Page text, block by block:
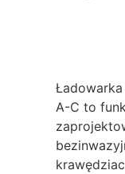
Ładowarka
A-C to